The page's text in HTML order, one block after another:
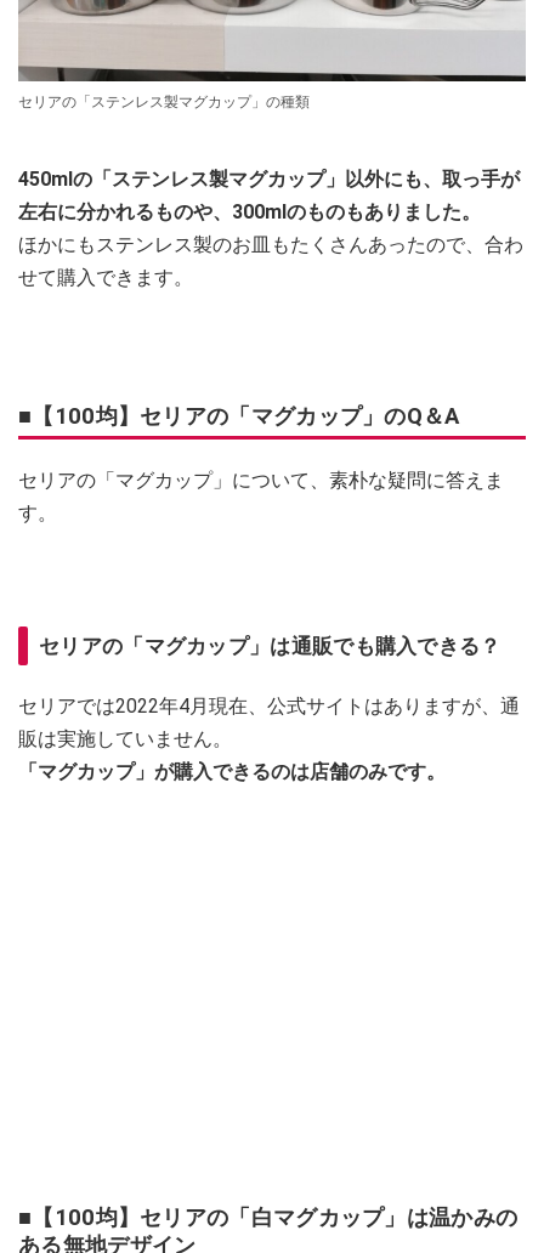
セリアの「ステンレス製マグカップ」の種類
450mlの「ステンレス製マグカップ」以外にも、取っ手が
左右に分かれるものや、300mlのものもありました。
ほかにもステンレス製のお皿もたくさんあったので、合わ
せて購入できます。
■【100均】セリアの「マグカップ」のQ＆A
セリアの「マグカップ」について、素朴な疑問に答えま
す。
セリアの「マグカップ」は通販でも購入できる？
セリアでは2022年4月現在、公式サイトはありますが、通
販は実施していません。
「マグカップ」が購入できるのは店舗のみです。
■【100均】セリアの「白マグカップ」は温かみの
ある無地デザイン